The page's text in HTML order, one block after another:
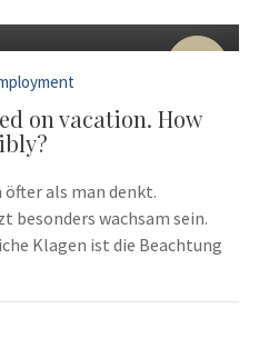
10
on vacation. How
als man denkt.
besonders wachsam sein.
Klagen ist die Beachtung